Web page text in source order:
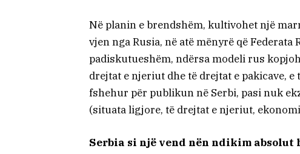
Në planin e brendshëm, kultivohet një
vjen nga Rusia, në atë mënyrë që
padiskutueshëm, ndërsa modeli rus
drejtat e njeriut dhe të drejtat e pakicave,
fshehur për publikun në Serbi, pasi nuk
(situata ligjore, të drejtat e njeriut,
Serbia si një vend nën ndikim absolut